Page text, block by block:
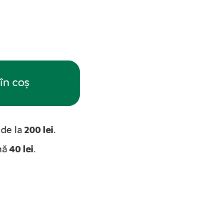
coș
la 200 lei.
40 lei.